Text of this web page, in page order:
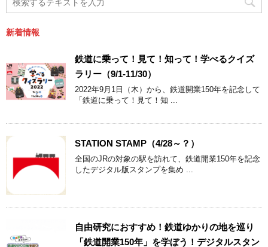
新着情報
鉄道に乗って！見て！知って！学べるクイズ
ラリー（9/1-11/30）
2022年9月1日（木）から、鉄道開業150年を記念して
「鉄道に乗って！見て！知 ...
STATION STAMP（4/28～？）
全国のJRの対象の駅を訪れて、鉄道開業150年を記念
したデジタル版スタンプを集め ...
自由研究におすすめ！鉄道ゆかりの地を巡り
「鉄道開業150年」を学ぼう！デジタルスタン